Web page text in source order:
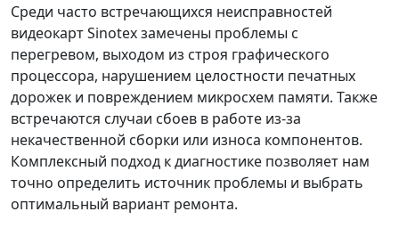
Среди часто встречающихся неисправностей
видеокарт Sinotex замечены проблемы с
перегревом, выходом из строя графического
процессора, нарушением целостности печатных
дорожек и повреждением микросхем памяти. Также
встречаются случаи сбоев в работе из-за
некачественной сборки или износа компонентов.
Комплексный подход к диагностике позволяет нам
точно определить источник проблемы и выбрать
оптимальный вариант ремонта.